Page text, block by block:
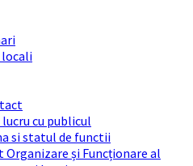
cu publicul
si statul de functii
Organizare și Funcționare al